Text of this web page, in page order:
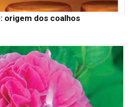
origem dos coalhos